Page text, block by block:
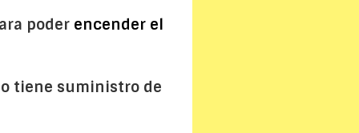
poder encender el
tiene suministro de